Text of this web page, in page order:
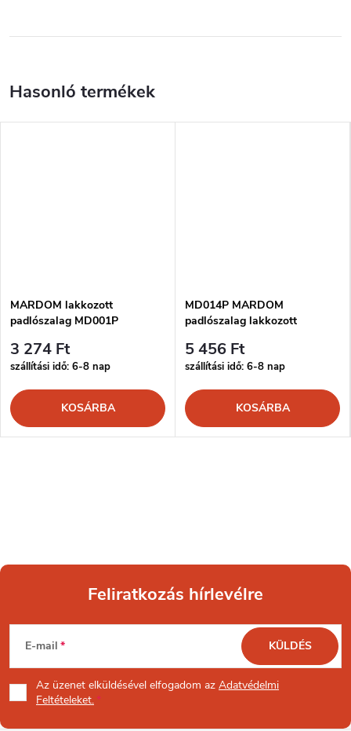
MARDOM lakkozott
padlószalag MD001P
3 274 Ft
szállítási idő: 6-8 nap
KOSÁRBA
MD014P MARDOM
padlószalag lakkozott
5 456 Ft
szállítási idő: 6-8 nap
KOSÁRBA
L
á
b
Feliratkozás hírlevélre
E-mail
Az üzenet elküldésével elfogadom az Adatvédelmi
Feltételeket.
KÜLDÉS